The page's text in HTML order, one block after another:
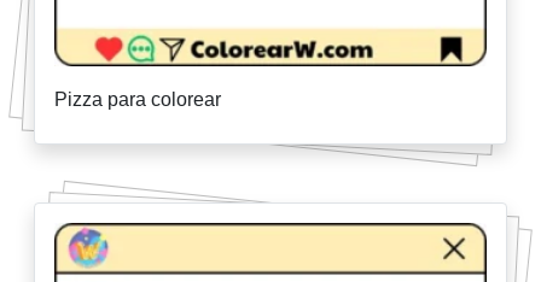
Pizza para colorear